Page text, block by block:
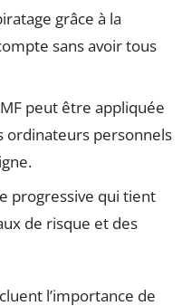
grâce à la
sans avoir tous
peut être appliquée
ordinateurs personnels
progressive qui tient
de risque et des
l’importance de